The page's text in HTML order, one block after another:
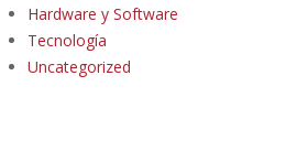
Hardware y Software
Tecnología
Uncategorized